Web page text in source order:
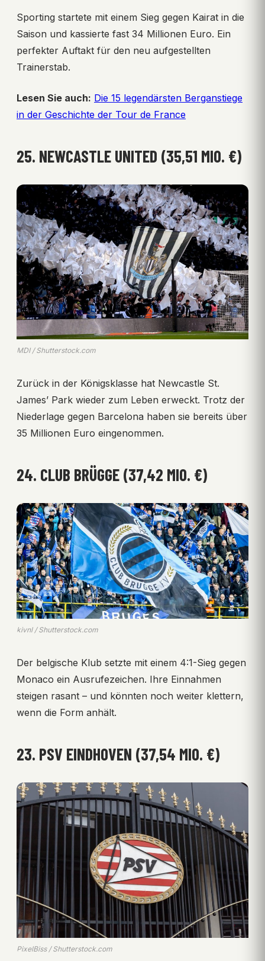
Sporting startete mit einem Sieg gegen Kairat in die
Saison und kassierte fast 34 Millionen Euro. Ein
perfekter Auftakt für den neu aufgestellten
Trainerstab.
Lesen Sie auch: Die 15 legendärsten Berganstiege
in der Geschichte der Tour de France
25. NEWCASTLE UNITED (35,51 MIO. €)
MDI / Shutterstock.com
Zurück in der Königsklasse hat Newcastle St.
James’ Park wieder zum Leben erweckt. Trotz der
Niederlage gegen Barcelona haben sie bereits über
35 Millionen Euro eingenommen.
24. CLUB BRÜGGE (37,42 MIO. €)
kivnl / Shutterstock.com
Der belgische Klub setzte mit einem 4:1-Sieg gegen
Monaco ein Ausrufezeichen. Ihre Einnahmen
steigen rasant – und könnten noch weiter klettern,
wenn die Form anhält.
23. PSV EINDHOVEN (37,54 MIO. €)
PixelBiss / Shutterstock.com